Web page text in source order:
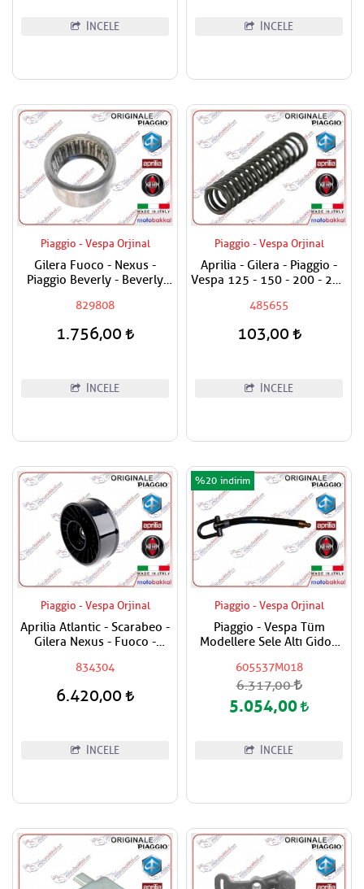
İNCELE İNCELE
Piaggio - Vespa Orjinal
Gilera Fuoco - Nexus -
Piaggio Beverly - Beverly
ie - X Evo - MP3 400
Debriyaj Rulmanı Arka
Masura ( 25 x 33 x 18 )
829808
1.756,00
İNCELE
Piaggio - Vespa Orjinal
Aprilia - Gilera - Piaggio -
Vespa 125 - 150 - 200 - 250
Basınç Sübap Yayı
485655
103,00
İNCELE
Piaggio - Vespa Orjinal
Aprilia Atlantic - Scarabeo -
Gilera Nexus - Fuoco -
X8 - XEVO 400 - 500
Varyatör Kayış Rulmanı
834304
6.420,00
İNCELE
Piaggio - Vespa Orjinal
Piaggio - Vespa Tüm
Modellere Sele Altı Gidon
605537M018
%20
6.317,00
5.054,00
İNCELE